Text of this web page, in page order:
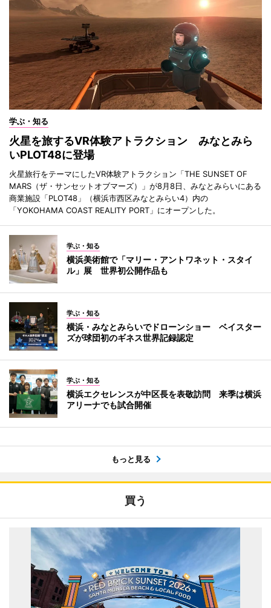
学ぶ・知る
火星を旅するVR体験アトラクション みなとみら
いPLOT48に登場
火星旅行をテーマにしたVR体験アトラクション「THE SUNSET OF
MARS（ザ・サンセットオブマーズ）」が8月8日、みなとみらいにある
商業施設「PLOT48」（横浜市西区みなとみらい4）内の
「YOKOHAMA COAST REALITY PORT」にオープンした。
学ぶ・知る
横浜美術館で「マリー・アントワネット・スタイ
ル」展 世界初公開作品も
学ぶ・知る
横浜・みなとみらいでドローンショー ベイスター
ズが球団初のギネス世界記録認定
学ぶ・知る
横浜エクセレンスが中区長を表敬訪問 来季は横浜
アリーナでも試合開催
もっと見る
買う